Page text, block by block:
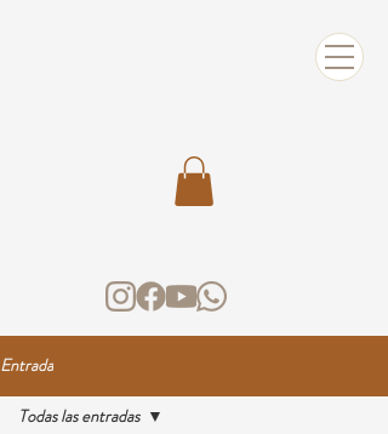
Entrada
Todas las entradas